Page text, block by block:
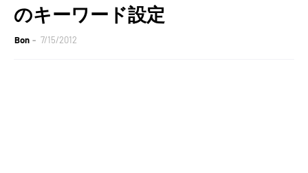
のキーワード設定
Bon 7/15/2012